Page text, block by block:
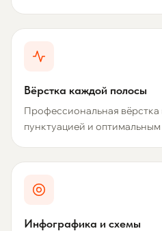
Вёрстка каждой полосы
Профессиональная вёрстка
пунктуацией и
Инфографика и схемы